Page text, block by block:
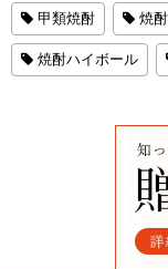
甲類焼酎 焼酎
焼酎ハイボール